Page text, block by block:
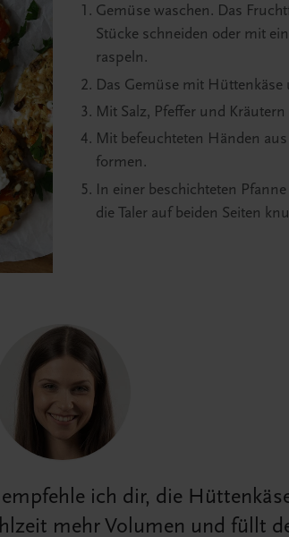
Gemüse waschen. Das
Stücke schneiden oder mit
raspeln.
Das Gemüse mit
Mit Salz, Pfeffer und
Mit befeuchteten Händen
formen.
In einer beschichteten
die Taler auf beiden Seiten
ich dir, die
mehr Volumen und füllt